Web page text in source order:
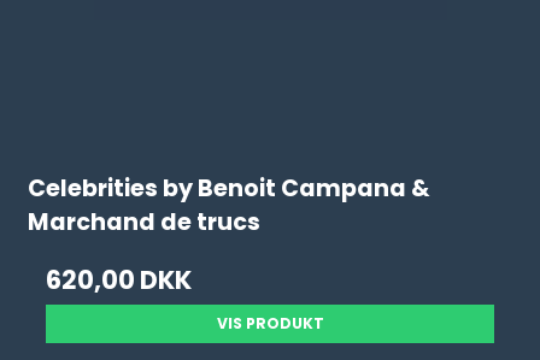
Celebrities by Benoit Campana &
Marchand de trucs
620,00 DKK
VIS PRODUKT